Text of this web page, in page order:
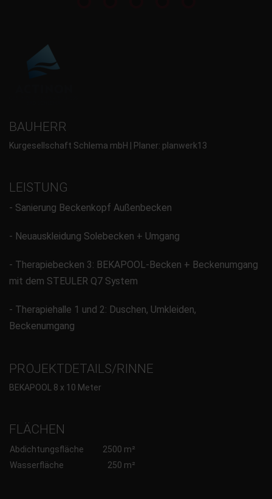
BAUHERR
Kurgesellschaft Schlema mbH | Planer: planwerk13
LEISTUNG
- Sanierung Beckenkopf Außenbecken
- Neuauskleidung Solebecken + Umgang
- Therapiebecken 3: BEKAPOOL-Becken + Beckenumgang
mit dem STEULER Q7 System
- Therapiehalle 1 und 2: Duschen, Umkleiden,
Beckenumgang
PROJEKTDETAILS/RINNE
BEKAPOOL 8 x 10 Meter
FLÄCHEN
Abdichtungsfläche
2500 m²
Wasserfläche
250 m²